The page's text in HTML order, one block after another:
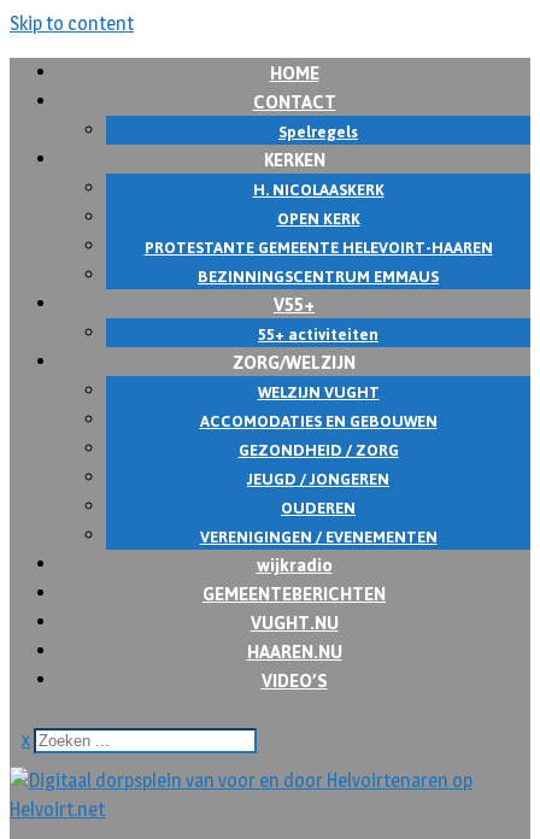
Skip to content
HOME
CONTACT
Spelregels
KERKEN
H. NICOLAASKERK
OPEN KERK
PROTESTANTE GEMEENTE HELEVOIRT-HAAREN
BEZINNINGSCENTRUM EMMAUS
V55+
55+ activiteiten
ZORG/WELZIJN
WELZIJN VUGHT
ACCOMODATIES EN GEBOUWEN
GEZONDHEID / ZORG
JEUGD / JONGEREN
OUDEREN
VERENIGINGEN / EVENEMENTEN
wijkradio
GEMEENTEBERICHTEN
VUGHT.NU
HAAREN.NU
VIDEO’S
x